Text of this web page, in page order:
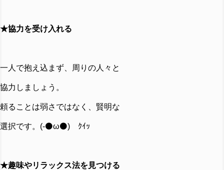
★協力を受け入れる
一人で抱え込まず、周りの人々と
協力しましょう。
頼ることは弱さではなく、 賢明な
選択です。(-⚫ω⚫)ゞｸｲｯ
★趣味やリラックス法を見つける